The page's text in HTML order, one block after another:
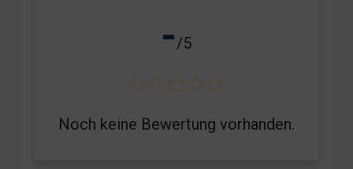
-/5
Noch keine Bewertung vorhanden.